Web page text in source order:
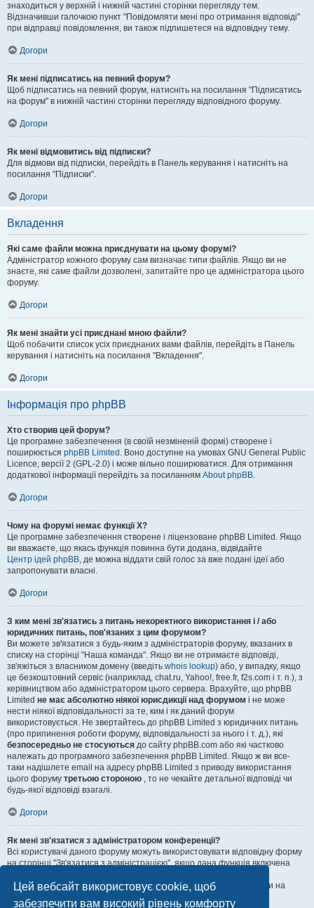
Цей вебсайт використовує cookie, щоб
забезпечити вам високий рівень комфорту
знаходиться у верхній і нижній частині сторінки перегляду тем.
Відзначивши галочкою пункт "Повідомляти мені про отримання відповіді"
при відправці повідомлення, ви також підпишетеся на відповідну тему.
Догори
Як мені підписатись на певний форум?
Щоб підписатись на певний форум, натисніть на посилання "Підписатись
на форум" в нижній частині сторінки перегляду відповідного форуму.
Догори
Як мені відмовитись від підписки?
Для відмови від підписки, перейдіть в Панель керування і натисніть на
посилання "Підписки".
Догори
Вкладення
Які саме файли можна приєднувати на цьому форумі?
Адміністратор кожного форуму сам визначає типи файлів. Якщо ви не
знаєте, які саме файли дозволені, запитайте про це адміністратора цього
форуму.
Догори
Як мені знайти усі приєднані мною файли?
Щоб побачити список усіх приєднаних вами файлів, перейдіть в Панель
керування і натисніть на посилання "Вкладення".
Догори
Інформація про phpBB
Хто створив цей форум?
Це програмне забезпечення (в своїй незміненій формі) створене і
поширюється phpBB Limited . Воно доступне на умовах GNU General Public
Licence, версії 2 (GPL-2.0) і може вільно поширюватися. Для отримання
додаткової інформації перейдіть за посиланням About phpBB.
Догори
Чому на форумі немає функції X?
Це програмне забезпечення створене і ліцензоване phpBB Limited. Якщо
ви вважаєте, що якась функція повинна бути додана, відвідайте
Центр ідей phpBB, де можна віддати свій голос за вже подані ідеї або
запропонувати власні.
Догори
З ким мені зв'язатись з питань некоректного використання і / або
юридичних питань, пов'язаних з цим форумом?
Ви можете зв'язатися з будь-яким з адміністраторів форуму, вказаних в
списку на сторінці "Наша команда". Якщо ви не отримаєте відповіді,
зв'яжіться з власником домену (введіть whois lookup) або, у випадку, якщо
це безкоштовний сервіс (наприклад, chat.ru, Yahoo!, free.fr, f2s.com і т. п.), з
керівництвом або адміністратором цього сервера. Врахуйте, що phpBB
Limited не має абсолютно ніякої юрисдикції над форумом і не може
нести ніякої відповідальності за те, ким і як даний форум
використовується. Не звертайтесь до phpBB Limited з юридичних питань
(про припинення роботи форуму, відповідальності за нього і т. д.), які
безпосередньо не стосуються до сайту phpBB.com або які частково
належать до програмного забезпечення phpBB Limited. Якщо ж ви все-
таки надішлете email на адресу phpBB Limited з приводу використання
цього форуму третьою стороною , то не чекайте детальної відповіді чи
будь-якої відповіді взагалі.
Догори
Як мені зв'язатися з адміністратором конференції?
Всі користувачі даного форуму можуть використовувати відповідну форму
на сторінці "Зв'язатися з адміністрацією", якщо дана функція включена
Зареєстровані користувачі також можуть скористатися контактами на
сторінці "Наша команда".